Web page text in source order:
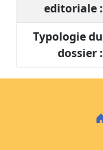
editoriale :
Typologie du
dossier :